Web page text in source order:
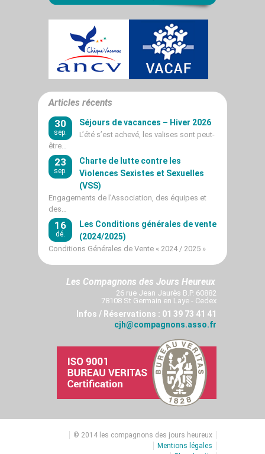
Articles récents
30
sep.
Séjours de vacances – Hiver 2026
L’été s’est achevé, les valises sont peut-
être…
23
sep.
Charte de lutte contre les
Violences Sexistes et Sexuelles
(VSS)
Engagements de l’Association, des équipes et
des…
16
dé.
Les Conditions générales de vente
(2024/2025)
Conditions Générales de Vente « 2024 / 2025 »
Les Compagnons des Jours Heureux
26 rue Jean Jaurès B.P. 60882
78108 St Germain en Laye - Cedex
Infos / Réservations : 01 39 73 41 41
cjh@compagnons.asso.fr
© 2014 les compagnons des jours heureux
Mentions légales